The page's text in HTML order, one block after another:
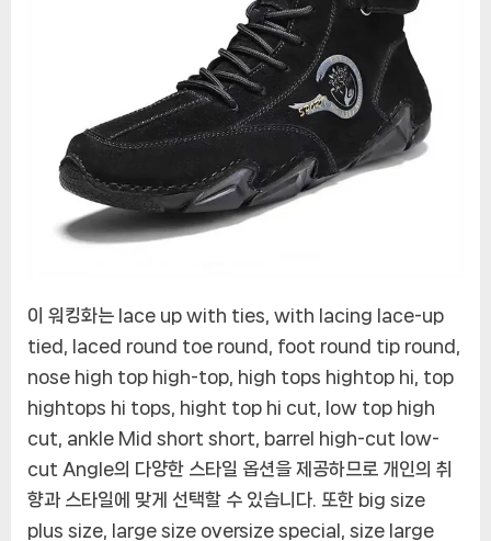
이 워킹화는 lace up with ties, with lacing lace-up
tied, laced round toe round, foot round tip round,
nose high top high-top, high tops hightop hi, top
hightops hi tops, hight top hi cut, low top high
cut, ankle Mid short short, barrel high-cut low-
cut Angle의 다양한 스타일 옵션을 제공하므로 개인의 취
향과 스타일에 맞게 선택할 수 있습니다. 또한 big size
plus size, large size oversize special, size large